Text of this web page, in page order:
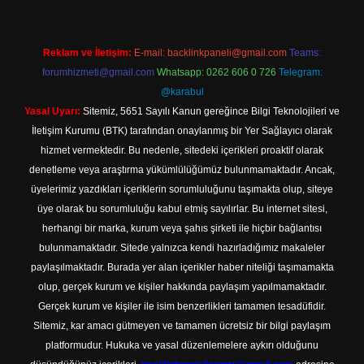
Reklam ve İletişim: E-mail: backlinkpaneli@gmail.com Teams:
forumhizmeti@gmail.com Whatsapp: 0262 606 0 726 Telegram:
@karabul
Yasal Uyarı: Sitemiz, 5651 Sayılı Kanun gereğince Bilgi Teknolojileri ve
İletişim Kurumu (BTK) tarafından onaylanmış bir Yer Sağlayıcı olarak
hizmet vermektedir. Bu nedenle, sitedeki içerikleri proaktif olarak
denetleme veya araştırma yükümlülüğümüz bulunmamaktadır. Ancak,
üyelerimiz yazdıkları içeriklerin sorumluluğunu taşımakta olup, siteye
üye olarak bu sorumluluğu kabul etmiş sayılırlar. Bu internet sitesi,
herhangi bir marka, kurum veya şahıs şirketi ile hiçbir bağlantısı
bulunmamaktadır. Sitede yalnızca kendi hazırladığımız makaleler
paylaşılmaktadır. Burada yer alan içerikler haber niteliği taşımamakta
olup, gerçek kurum ve kişiler hakkında paylaşım yapılmamaktadır.
Gerçek kurum ve kişiler ile isim benzerlikleri tamamen tesadüfidir.
Sitemiz, kar amacı gütmeyen ve tamamen ücretsiz bir bilgi paylaşım
platformudur. Hukuka ve yasal düzenlemelere aykırı olduğunu